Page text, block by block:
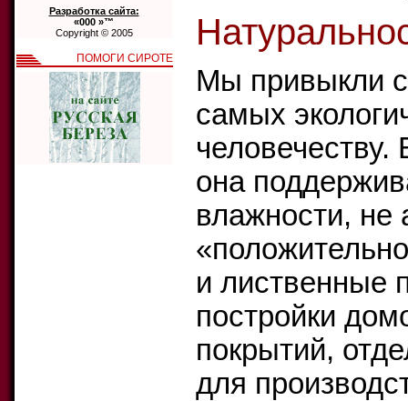
Мы привыкли
самых
человечеству.
она
влажности, не
и лиственные
постройки
покрытий,
для
Разработка сайта:
«000 »™
Copyright © 2005
ПОМОГИ СИРОТЕ